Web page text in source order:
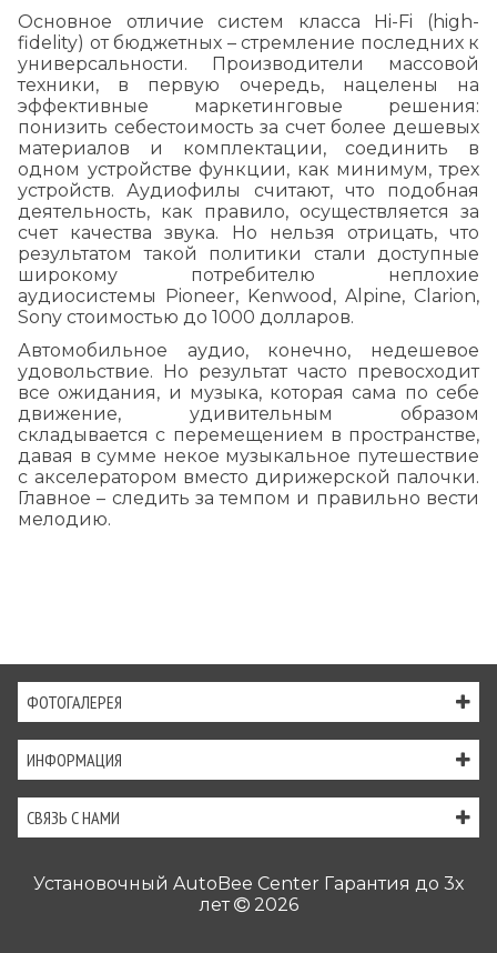
Основное отличие систем класса Hi-Fi (high-
fidelity) от бюджетных – стремление последних к
универсальности. Производители массовой
техники, в первую очередь, нацелены на
эффективные маркетинговые решения:
понизить себестоимость за счет более дешевых
материалов и комплектации, соединить в
одном устройстве функции, как минимум, трех
устройств. Аудиофилы считают, что подобная
деятельность, как правило, осуществляется за
счет качества звука. Но нельзя отрицать, что
результатом такой политики стали доступные
широкому потребителю неплохие
аудиосистемы Pioneer, Kenwood, Alpine, Clarion,
Sony стоимостью до 1000 долларов.
Автомобильное аудио, конечно, недешевое
удовольствие. Но результат часто превосходит
все ожидания, и музыка, которая сама по себе
движение, удивительным образом
складывается с перемещением в пространстве,
давая в сумме некое музыкальное путешествие
с акселератором вместо дирижерской палочки.
Главное – следить за темпом и правильно вести
мелодию.
ФОТОГАЛЕРЕЯ
ИНФОРМАЦИЯ
СВЯЗЬ С НАМИ
Установочный AutoBee Center Гарантия до 3х
лет
2026